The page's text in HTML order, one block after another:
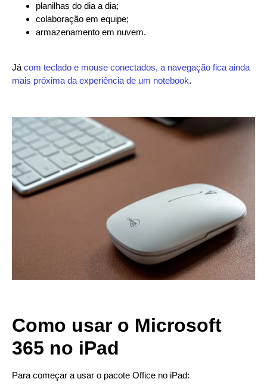
planilhas do dia a dia;
colaboração em equipe;
armazenamento em nuvem.
Já com teclado e mouse conectados, a navegação fica ainda
mais próxima da experiência de um notebook.
Como usar o Microsoft
365 no iPad
Para começar a usar o pacote Office no iPad: